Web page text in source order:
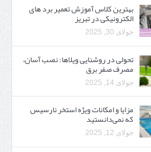
بهترین کلاس آموزش تعمیر برد های
الکترونیکی در تبریز
جولای 30, 2025
تحولی در روشنایی ویلاها: نصب آسان،
مصرف صفر برق
جولای 14, 2025
مزایا و امکانات ویژه استخر نارسیس
که نمی‌دانستید
جولای 12, 2025